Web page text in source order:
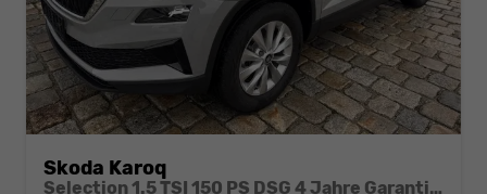
Skoda Karoq
Selection 1.5 TSI 150 PS DSG 4 Jahre Garantie-Anhängerkupplung-Keyless Start-AppleCarPlay-AndroidAuto-Sunset-Tempomat-2-Zonen-Klima-16''Alu